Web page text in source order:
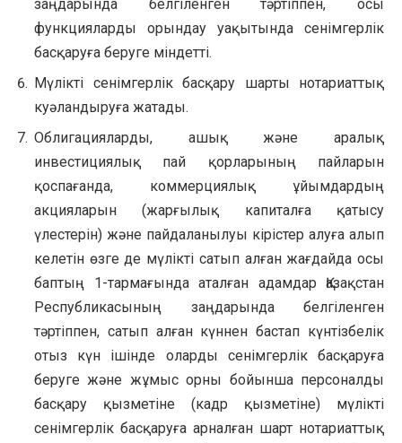
заңдарында белгіленген тәртіппен, осы
функцияларды орындау уақытында сенімгерлік
басқаруға беруге міндетті.
Мүлікті сенімгерлік басқару шарты нотариаттық
куәландыруға жатады.
Облигацияларды, ашық және аралық
инвестициялық пай қорларының пайларын
қоспағанда, коммерциялық ұйымдардың
акцияларын (жарғылық капиталға қатысу
үлестерін) және пайдаланылуы кірістер алуға алып
келетін өзге де мүлікті сатып алған жағдайда осы
баптың 1-тармағында аталған адамдар Қазақстан
Республикасының заңдарында белгіленген
тәртіппен, сатып алған күннен бастап күнтізбелік
отыз күн ішінде оларды сенімгерлік басқаруға
беруге және жұмыс орны бойынша персоналды
басқару қызметіне (кадр қызметіне) мүлікті
сенімгерлік басқаруға арналған шарт нотариаттық